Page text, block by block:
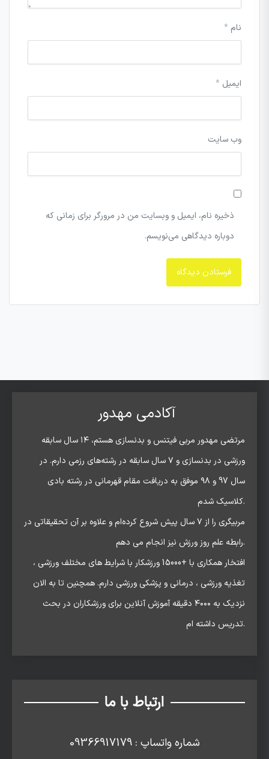
نام *
ایمیل *
وب‌ سایت
ذخیره نام، ایمیل و وبسایت من در مرورگر برای زمانی که
دوباره دیدگاهی می‌نویسم.
آکادمی مهدور
مرتضی مهدور مربی فیتنس و بدنسازی هستم، ۱۴ سال سابقه
ورزشی در بدنسازی و ۷ سال سابقه در رشته‌های رزمی دارم. در
سال 97 و ۹۸ موفق به دریافت مقام قهرمانی در رشته بادی
کلاسیک شدم.
مربیگری را از ۷ سال پیش شروع کرده‌ام و علاوه بر آن تحقیقاتی در
رابطه علم روز ورزش نیز انجام می دهم.
افتخار همکاری با +15000 ورزشکار با شرایط های مختلف ورزشی ،
تغذیه ورزشی ، درمانی و پزشکی ورزشی دارم. همچنین تا به الان
نزدیک به ۴۰۰۰ دقیقه آموزش آنلاین برای ورزشکاران در بحث
تدریس داشته ام.
ارتباط با ما
شماره واتساپ : 09366917179